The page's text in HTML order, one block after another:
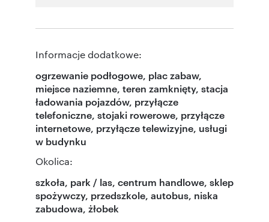
Informacje dodatkowe:
ogrzewanie podłogowe, plac zabaw,
miejsce naziemne, teren zamknięty, stacja
ładowania pojazdów, przyłącze
telefoniczne, stojaki rowerowe, przyłącze
internetowe, przyłącze telewizyjne, usługi
w budynku
Okolica:
szkoła, park / las, centrum handlowe, sklep
spożywczy, przedszkole, autobus, niska
zabudowa, żłobek